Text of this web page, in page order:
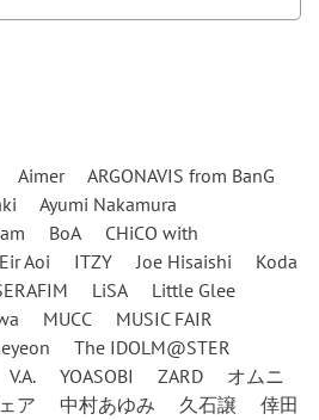
Aimer
ARGONAVIS from BanG
Ayumi Nakamura
BoA
CHiCO with
Eir Aoi ITZY Joe Hisaishi
Koda
LiSA
Little Glee
MUCC
MUSIC FAIR
The IDOLM@STER
V.A. YOASOBI ZARD
オムニ
ア 中村あゆみ 久石譲
倖田